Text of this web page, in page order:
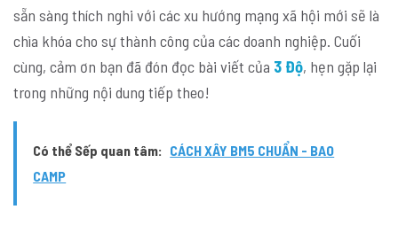
sẵn sàng thích nghi với các xu hướng mạng xã hội mới sẽ là
chìa khóa cho sự thành công của các doanh nghiệp. Cuối
cùng, cảm ơn bạn đã đón đọc bài viết của 3 Độ, hẹn gặp lại
trong những nội dung tiếp theo!
Có thể Sếp quan tâm: CÁCH XÂY BM5 CHUẨN - BAO
CAMP